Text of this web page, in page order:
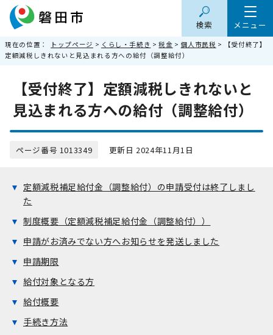
メニュー
検索
現在の位置： トップページ > くらし・手続き >税金 > 個人市民税 > 【受付終了】
定額減税しきれないと見込まれる方への給付（調整給付）
【受付終了】定額減税しきれないと
見込まれる方への給付（調整給付）
ページ番号 1013349 更新日 2024年11月1日
定額減税補足給付金（調整給付）の申請受付は終了しまし
た
制度概要（定額減税補足給付金（調整給付））
申請がお済みでない方へお知らせを発送しました
申請期限
給付対象となる方
給付概要
手続き方法